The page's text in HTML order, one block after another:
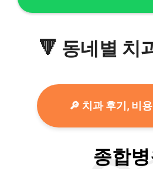
🔻 동네별 치
🔎 치과 후기, 비